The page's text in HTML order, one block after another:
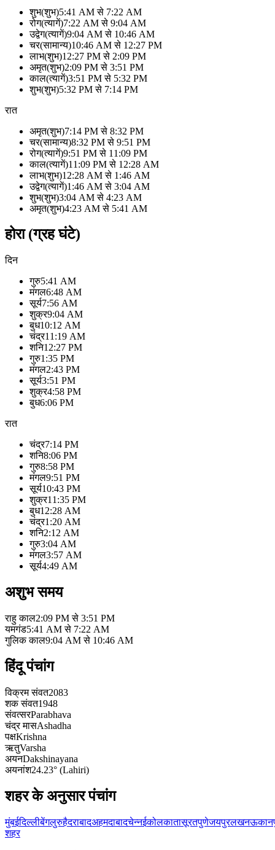
शुभ(शुभ)5:41 AM से 7:22 AM
रोग(त्यागें)7:22 AM से 9:04 AM
उद्वेग(त्यागें)9:04 AM से 10:46 AM
चर(सामान्य)10:46 AM से 12:27 PM
लाभ(शुभ)12:27 PM से 2:09 PM
अमृत(शुभ)2:09 PM से 3:51 PM
काल(त्यागें)3:51 PM से 5:32 PM
शुभ(शुभ)5:32 PM से 7:14 PM
रात
अमृत(शुभ)7:14 PM से 8:32 PM
चर(सामान्य)8:32 PM से 9:51 PM
रोग(त्यागें)9:51 PM से 11:09 PM
काल(त्यागें)11:09 PM से 12:28 AM
लाभ(शुभ)12:28 AM से 1:46 AM
उद्वेग(त्यागें)1:46 AM से 3:04 AM
शुभ(शुभ)3:04 AM से 4:23 AM
अमृत(शुभ)4:23 AM से 5:41 AM
होरा (ग्रह घंटे)
दिन
गुरु5:41 AM
मंगल6:48 AM
सूर्य7:56 AM
शुक्र9:04 AM
बुध10:12 AM
चंद्र11:19 AM
शनि12:27 PM
गुरु1:35 PM
मंगल2:43 PM
सूर्य3:51 PM
शुक्र4:58 PM
बुध6:06 PM
रात
चंद्र7:14 PM
शनि8:06 PM
गुरु8:58 PM
मंगल9:51 PM
सूर्य10:43 PM
शुक्र11:35 PM
बुध12:28 AM
चंद्र1:20 AM
शनि2:12 AM
गुरु3:04 AM
मंगल3:57 AM
सूर्य4:49 AM
अशुभ समय
राहु काल2:09 PM से 3:51 PM
यमगंड5:41 AM से 7:22 AM
गुलिक काल9:04 AM से 10:46 AM
हिंदू पंचांग
विक्रम संवत2083
शक संवत1948
संवत्सरParabhava
चंद्र मासAshadha
पक्षKrishna
ऋतुVarsha
अयनDakshinayana
अयनांश24.23° (Lahiri)
शहर के अनुसार पंचांग
मुंबईदिल्लीबेंगलुरुहैदराबादअहमदाबादचेन्नईकोलकातासूरतपुणेजयपुरलखनऊ
शहर